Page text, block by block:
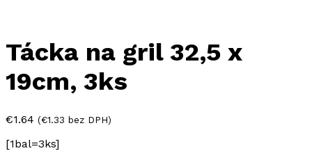
Tácka na gril 32,5 x
19cm, 3ks
€1.64 (€1.33 bez DPH)
[1bal=3ks]